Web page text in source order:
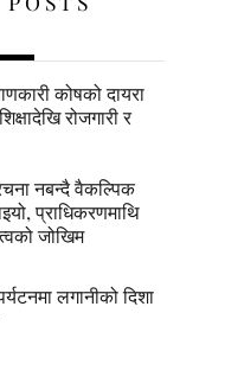
कोषको दायरा
रोजगारी र
नबन्दै वैकल्पिक
प्राधिकरणमाथि
जोखिम
लगानीको दिशा